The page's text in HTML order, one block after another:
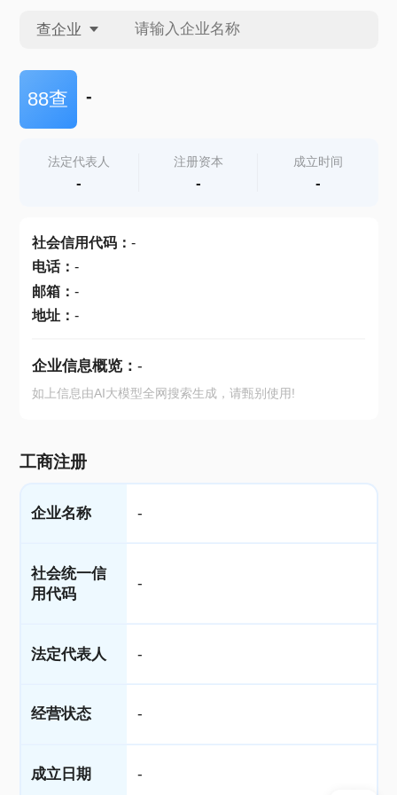
查企业
查企业
查产地
88查 -
法定代表人
-
注册资本
-
成立时间
-
社会信用代码： -
电话： -
邮箱： -
地址： -
企业信息概览： -
如上信息由AI大模型全网搜索生成，请甄别使用!
工商注册
企业名称 -
社会统一信
用代码
-
法定代表人 -
经营状态 -
成立日期 -